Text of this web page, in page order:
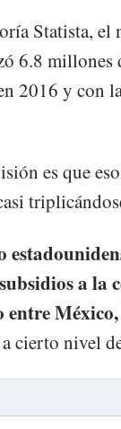
Statista,
6.8 millones
2016 y con
es que
a la
cierto nivel